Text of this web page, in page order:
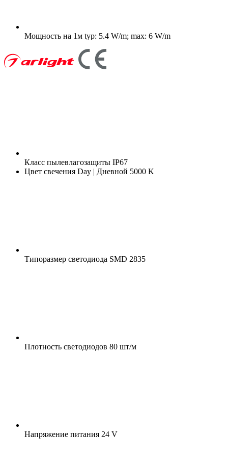
Мощность на 1м typ: 5.4 W/m; max: 6 W/m
Класс пылевлагозащиты IP67
Цвет свечения Day | Дневной 5000 K
Типоразмер светодиода SMD 2835
Плотность светодиодов 80 шт/м
Напряжение питания 24 V